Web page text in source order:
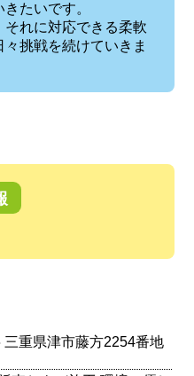
たいです。
れに対応できる柔軟
挑戦を続けていきま
三重県津市藤方2254番地